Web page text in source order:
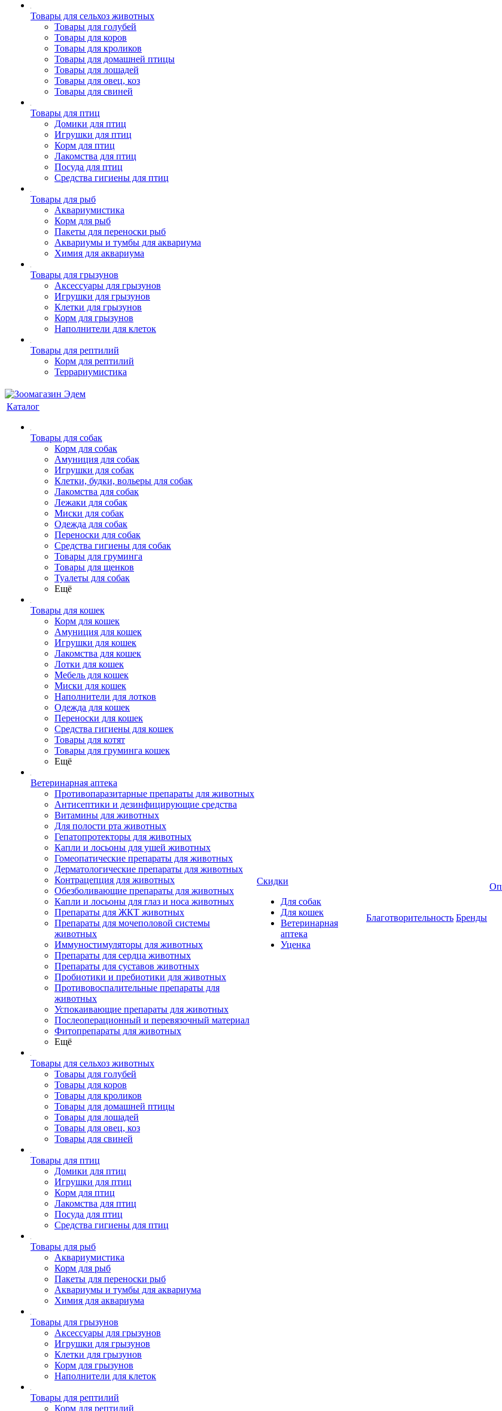
Товары для сельхоз животных
Товары для голубей
Товары для коров
Товары для кроликов
Товары для домашней птицы
Товары для лошадей
Товары для овец, коз
Товары для свиней
Товары для птиц
Домики для птиц
Игрушки для птиц
Корм для птиц
Лакомства для птиц
Посуда для птиц
Средства гигиены для птиц
Товары для рыб
Аквариумистика
Корм для рыб
Пакеты для переноски рыб
Аквариумы и тумбы для аквариума
Химия для аквариума
Товары для грызунов
Аксессуары для грызунов
Игрушки для грызунов
Клетки для грызунов
Корм для грызунов
Наполнители для клеток
Товары для рептилий
Корм для рептилий
Террариумистика
Каталог
Товары для собак
Корм для собак
Амуниция для собак
Игрушки для собак
Клетки, будки, вольеры для собак
Лакомства для собак
Лежаки для собак
Миски для собак
Одежда для собак
Переноски для собак
Средства гигиены для собак
Товары для груминга
Товары для щенков
Туалеты для собак
Ещё
Товары для кошек
Корм для кошек
Амуниция для кошек
Игрушки для кошек
Лакомства для кошек
Лотки для кошек
Мебель для кошек
Миски для кошек
Наполнители для лотков
Одежда для кошек
Переноски для кошек
Средства гигиены для кошек
Товары для котят
Товары для груминга кошек
Ещё
Ветеринарная аптека
Противопаразитарные препараты для животных
Антисептики и дезинфицирующие средства
Витамины для животных
Для полости рта животных
Гепатопротекторы для животных
Капли и лосьоны для ушей животных
Гомеопатические препараты для животных
Дерматологические препараты для животных
Контрацепция для животных
Обезболивающие препараты для животных
Капли и лосьоны для глаз и носа животных
Препараты для ЖКТ животных
Препараты для мочеполовой системы
животных
Иммуностимуляторы для животных
Препараты для сердца животных
Препараты для суставов животных
Пробиотики и пребиотики для животных
Противовоспалительные препараты для
животных
Успокаивающие препараты для животных
Послеоперационный и перевязочный материал
Фитопрепараты для животных
Ещё
Товары для сельхоз животных
Товары для голубей
Товары для коров
Товары для кроликов
Товары для домашней птицы
Товары для лошадей
Товары для овец, коз
Товары для свиней
Товары для птиц
Домики для птиц
Игрушки для птиц
Корм для птиц
Лакомства для птиц
Посуда для птиц
Средства гигиены для птиц
Товары для рыб
Аквариумистика
Корм для рыб
Пакеты для переноски рыб
Аквариумы и тумбы для аквариума
Химия для аквариума
Товары для грызунов
Аксессуары для грызунов
Игрушки для грызунов
Клетки для грызунов
Корм для грызунов
Наполнители для клеток
Товары для рептилий
Корм для рептилий
Скидки
Для собак
Для кошек
Ветеринарная
аптека
Уценка
Благотворительность Бренды